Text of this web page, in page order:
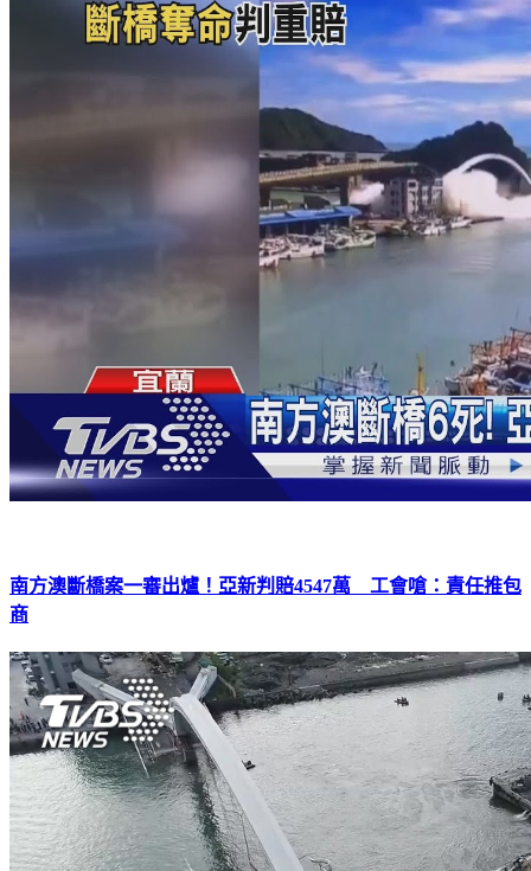
南方澳斷橋案一審出爐！亞新判賠4547萬 工會嗆：責任推包
商